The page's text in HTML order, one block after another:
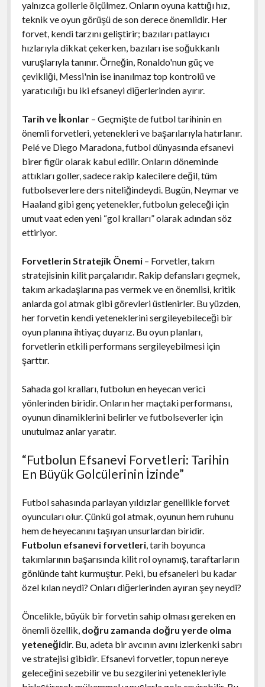
yalnızca gollerle ölçülmez. Onların oyuna kattığı hız,
teknik ve oyun görüşü de son derece önemlidir. Her
forvet, kendi tarzını geliştirir; bazıları patlayıcı
hızlarıyla dikkat çekerken, bazıları ise soğukkanlı
vuruşlarıyla tanınır. Örneğin, Ronaldo'nun güç ve
çevikliği, Messi'nin ise inanılmaz top kontrolü ve
yaratıcılığı bu iki efsaneyi diğerlerinden ayırır.
Tarih ve İkonlar– Geçmişte de futbol tarihinin en
önemli forvetleri, yetenekleri ve başarılarıyla hatırlanır.
Pelé ve Diego Maradona, futbol dünyasında efsanevi
birer figür olarak kabul edilir. Onların döneminde
attıkları goller, sadece rakip kalecilere değil, tüm
futbolseverlere ders niteliğindeydi. Bugün, Neymar ve
Haaland gibi genç yetenekler, futbolun geleceği için
umut vaat eden yeni “gol kralları” olarak adından söz
ettiriyor.
Forvetlerin Stratejik Önemi– Forvetler, takım
stratejisinin kilit parçalarıdır. Rakip defansları geçmek,
takım arkadaşlarına pas vermek ve en önemlisi, kritik
anlarda gol atmak gibi görevleri üstlenirler. Bu yüzden,
her forvetin kendi yeteneklerini sergileyebileceği bir
oyun planına ihtiyaç duyarız. Bu oyun planları,
forvetlerin etkili performans sergileyebilmesi için
şarttır.
Sahada gol kralları, futbolun en heyecan verici
yönlerinden biridir. Onların her maçtaki performansı,
oyunun dinamiklerini belirler ve futbolseverler için
unutulmaz anlar yaratır.
“Futbolun Efsanevi Forvetleri: Tarihin
En Büyük Golcülerinin İzinde”
Futbol sahasında parlayan yıldızlar genellikle forvet
oyuncuları olur. Çünkü gol atmak, oyunun hem ruhunu
hem de heyecanını taşıyan unsurlardan biridir.
Futbolun efsanevi forvetleri, tarih boyunca
takımlarının başarısında kilit rol oynamış, taraftarların
gönlünde taht kurmuştur. Peki, bu efsaneleri bu kadar
özel kılan neydi? Onları diğerlerinden ayıran şey neydi?
Öncelikle, büyük bir forvetin sahip olması gereken en
önemli özellik, doğru zamanda doğru yerde olma
yeteneğidir. Bu, adeta bir avcının avını izlerkenki sabrı
ve stratejisi gibidir. Efsanevi forvetler, topun nereye
geleceğini sezebilir ve bu sezgilerini yetenekleriyle